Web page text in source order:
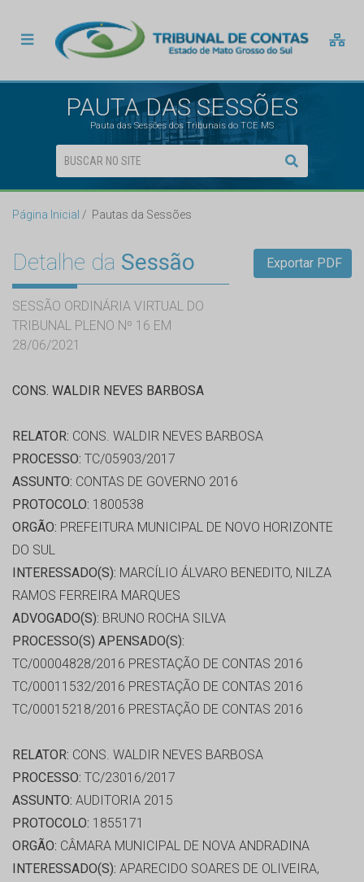
PAUTA DAS SESSÕES
Pauta das Sessões dos Tribunais do TCE MS
Página Inicial Pautas da Sessões
Detalhe da Sessão
SESSÃO ORDINÁRIA VIRTUAL DO
TRIBUNAL PLENO Nº 16 EM
28/06/2021
Exportar PDF
CONS. WALDIR NEVES BARBOSA
RELATOR: CONS. WALDIR NEVES BARBOSA
PROCESSO: TC/05903/2017
ASSUNTO: CONTAS DE GOVERNO 2016
PROTOCOLO: 1800538
ORGÃO: PREFEITURA MUNICIPAL DE NOVO HORIZONTE
DO SUL
INTERESSADO(S): MARCÍLIO ÁLVARO BENEDITO, NILZA
RAMOS FERREIRA MARQUES
ADVOGADO(S): BRUNO ROCHA SILVA
PROCESSO(S) APENSADO(S):
TC/00004828/2016 PRESTAÇÃO DE CONTAS 2016
TC/00011532/2016 PRESTAÇÃO DE CONTAS 2016
TC/00015218/2016 PRESTAÇÃO DE CONTAS 2016
RELATOR: CONS. WALDIR NEVES BARBOSA
PROCESSO: TC/23016/2017
ASSUNTO: AUDITORIA 2015
PROTOCOLO: 1855171
ORGÃO: CÂMARA MUNICIPAL DE NOVA ANDRADINA
INTERESSADO(S): APARECIDO SOARES DE OLIVEIRA,